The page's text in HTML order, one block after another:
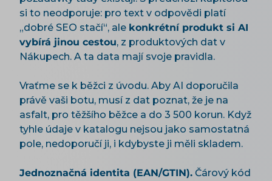
si to neodporuje: pro text v odpovědi platí
„dobré SEO stačí“, ale konkrétní produkt si AI
vybírá jinou cestou, z produktových dat v
Nákupech. A ta data mají svoje pravidla.
Vraťme se k běžci z úvodu. Aby AI doporučila
právě vaši botu, musí z dat poznat, že je na
asfalt, pro těžšího běžce a do 3 500 korun. Když
tyhle údaje v katalogu nejsou jako samostatná
pole, nedoporučí ji, i kdybyste ji měli skladem.
Jednoznačná identita (EAN/GTIN). Čárový kód